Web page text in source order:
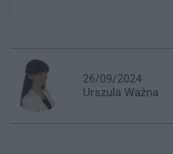
26/09/2024
Urszula Ważna